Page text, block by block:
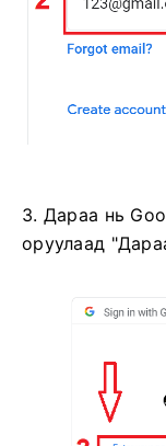
3. Дараа нь
оруулаад